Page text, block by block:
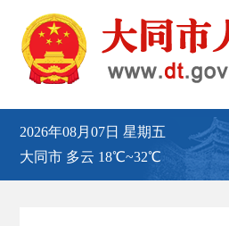
2026年08月07日 星期五
大同市 多云 18℃~32℃